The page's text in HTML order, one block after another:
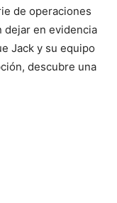
de operaciones
dejar en evidencia
Jack y su equipo
descubre una